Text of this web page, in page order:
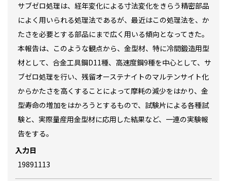
サブゼロ処理は、経年変化による寸法変化をきらう精密部品
によく用いられる処理法であるが、最近はこの処理法を、か
たさを必要とする部品にまで広く用いる傾向となってきた。
本報告は、このような観点から、金型材、特に冷間鍛造用型
材として、合金工具鋼D11種、高速度鋼9種を中心として、サ
ブゼロ処理を行い、残留オーステナイトのマルテンサイト化
からかたさを高くすることによって摩耗の減少をはかり、金
型寿命の増加をはかろうとするもので、試験片による各種試
験と、実際量産用金型材に応用した結果など、一連の実験報
告をする。
入力日
19891113